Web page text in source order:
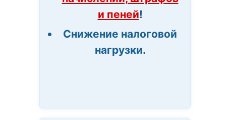
и пеней!
Снижение налоговой
нагрузки.